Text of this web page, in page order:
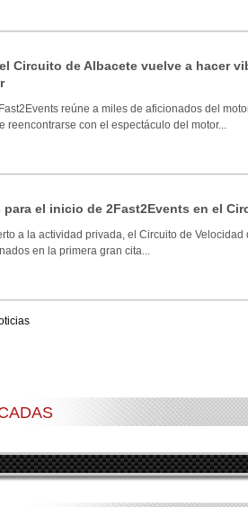
Circuito de Albacete vuelve a hacer
reúne a miles de aficionados del
reencontrarse con el espectáculo del motor...
el inicio de 2Fast2Events en el
a la actividad privada, el Circuito de Velocidad
en la primera gran cita...